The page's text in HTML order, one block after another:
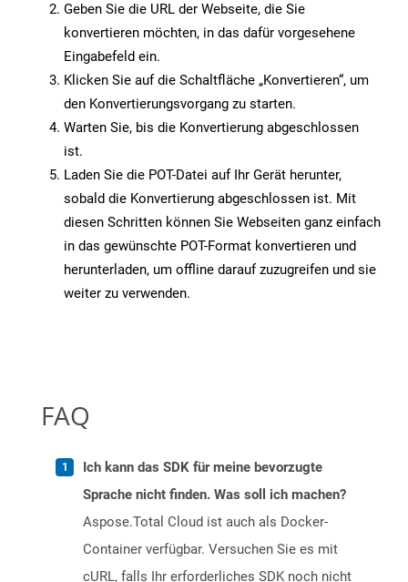
Geben Sie die URL der Webseite, die Sie
konvertieren möchten, in das dafür vorgesehene
Eingabefeld ein.
Klicken Sie auf die Schaltfläche „Konvertieren“, um
den Konvertierungsvorgang zu starten.
Warten Sie, bis die Konvertierung abgeschlossen
ist.
Laden Sie die POT-Datei auf Ihr Gerät herunter,
sobald die Konvertierung abgeschlossen ist. Mit
diesen Schritten können Sie Webseiten ganz einfach
in das gewünschte POT-Format konvertieren und
herunterladen, um offline darauf zuzugreifen und sie
weiter zu verwenden.
FAQ
Ich kann das SDK für meine bevorzugte
Sprache nicht finden. Was soll ich machen?
Aspose.Total Cloud ist auch als Docker-
Container verfügbar. Versuchen Sie es mit
cURL, falls Ihr erforderliches SDK noch nicht